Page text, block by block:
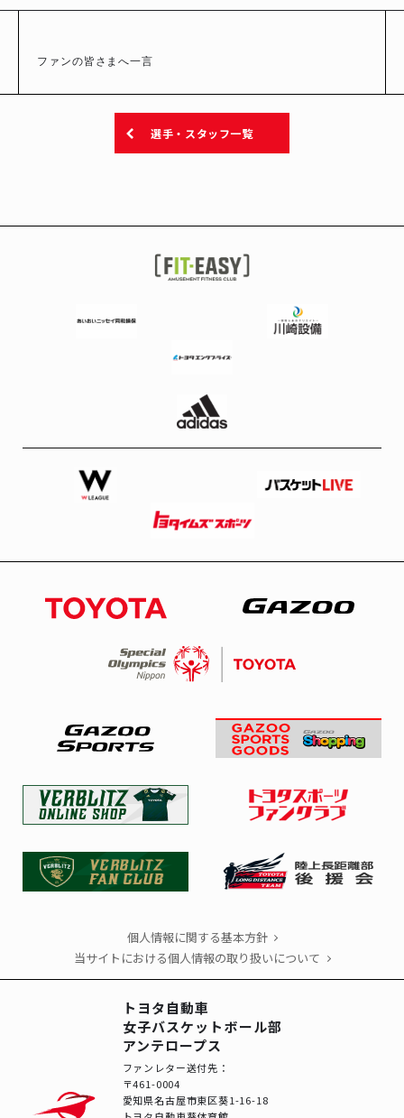
ファンの皆さまへ一言
選手・スタッフ一覧
個人情報に関する基本方針
当サイトにおける個人情報の取り扱いについて
トヨタ自動車
女子バスケットボール部
アンテロープス
ファンレター送付先：
〒461-0004
愛知県名古屋市東区葵1-16-18